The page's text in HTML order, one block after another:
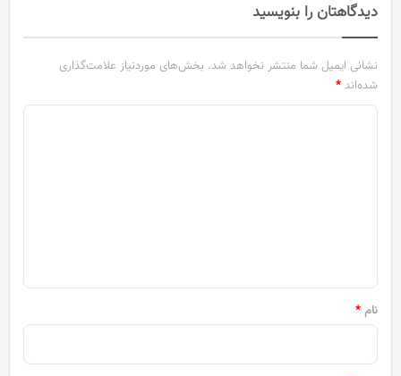
دیدگاهتان را بنویسید
نشانی ایمیل شما منتشر نخواهد شد. بخش‌های موردنیاز علامت‌گذاری
شده‌اند *
نام *